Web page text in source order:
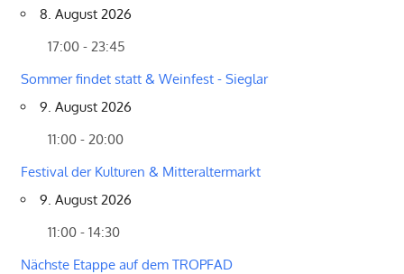
8. August 2026
17:00 - 23:45
Sommer findet statt & Weinfest - Sieglar
9. August 2026
11:00 - 20:00
Festival der Kulturen & Mitteraltermarkt
9. August 2026
11:00 - 14:30
Nächste Etappe auf dem TROPFAD